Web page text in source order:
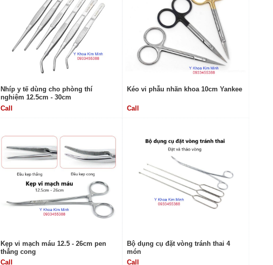
Nhíp y tế dùng cho phòng thí
nghiệm 12.5cm - 30cm
Call
Kéo vi phẫu nhãn khoa 10cm Yankee
Call
Kẹp vi mạch máu 12.5 - 26cm pen
thẳng cong
Call
Bộ dụng cụ đặt vòng tránh thai 4
món
Call